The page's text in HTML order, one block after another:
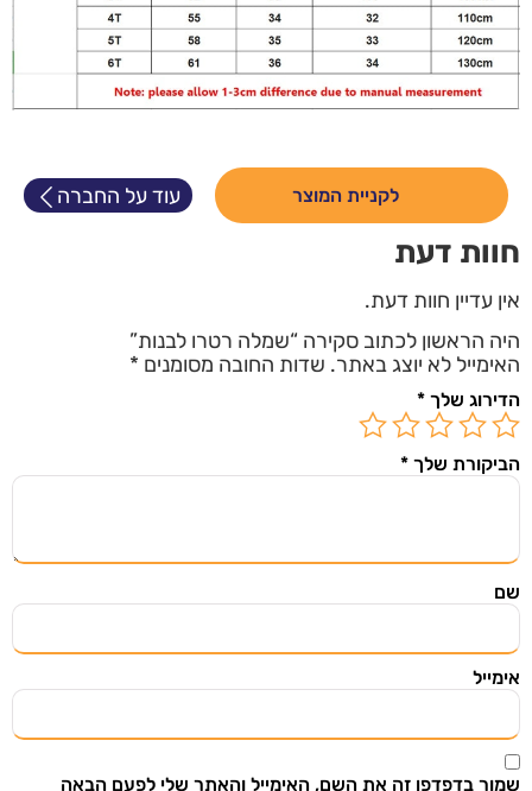
לקניית המוצר עוד על החברה
חוות דעת
אין עדיין חוות דעת.
היה הראשון לכתוב סקירה “שמלה רטרו לבנות”
האימייל לא יוצג באתר. שדות החובה מסומנים *
הדירוג שלך *
הביקורת שלך *
שם
אימייל
שמור בדפדפן זה את השם, האימייל והאתר שלי לפעם הבאה
השארו מעודכנים
הירשמו ל"מצאתי שיתפתי" וקבלו אליכם למייל מוצרים
ודילים שווים שנבחרו בקפידה מתוך אתרי מכירות
מובילים בעולם.